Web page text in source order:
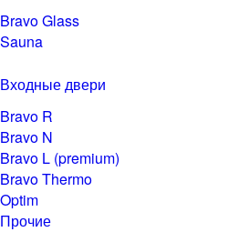
Bravo Glass
Sauna
Входные двери
Bravo R
Bravo N
Bravo L (premium)
Bravo Thermo
Optim
Прочие